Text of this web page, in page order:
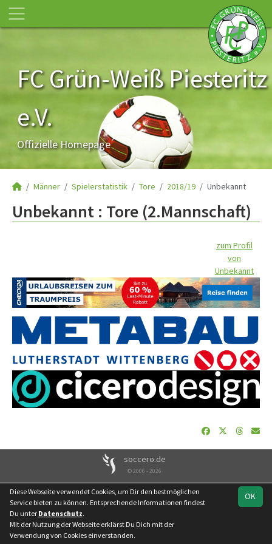
FC Grün-Weiß Piesteritz
e.V.
Offizielle Homepage
Männer Spielerstatistik Tore 2018/19 Unbekannt
Unbekannt : Tore (2.Mannschaft)
zum Profil
von
Unbekannt
soccero.de
© 2006 - 2026
Besucherstatistik Geburtstage Impressum
Datenschutz
Kontakt
OK
Diese Webseite verwendet Cookies, um Dir den bestmöglichen
Service bieten zu können. Entsprechende Informationen findest
Du unter Datenschutz.
Mit der Nutzung der Webseite erklärst Du Dich mit der
Verwendung von Cookies einverstanden.